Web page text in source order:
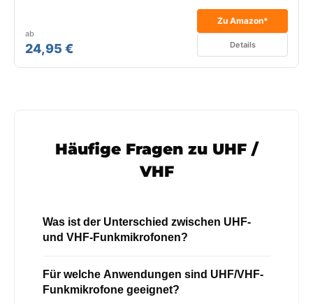
ab
24,95 €
Zu Amazon*
Details
Häufige Fragen zu UHF /
VHF
Was ist der Unterschied zwischen UHF-
und VHF-Funkmikrofonen?
Für welche Anwendungen sind UHF/VHF-
Funkmikrofone geeignet?